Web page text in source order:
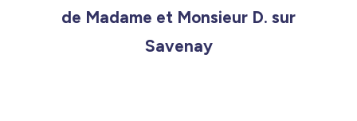
de Madame et Monsieur D. sur
Savenay